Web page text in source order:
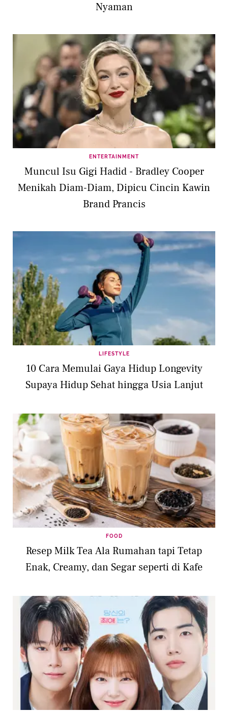
Nyaman
ENTERTAINMENT
Muncul Isu Gigi Hadid - Bradley Cooper
Menikah Diam-Diam, Dipicu Cincin Kawin
Brand Prancis
LIFESTYLE
10 Cara Memulai Gaya Hidup Longevity
Supaya Hidup Sehat hingga Usia Lanjut
FOOD
Resep Milk Tea Ala Rumahan tapi Tetap
Enak, Creamy, dan Segar seperti di Kafe